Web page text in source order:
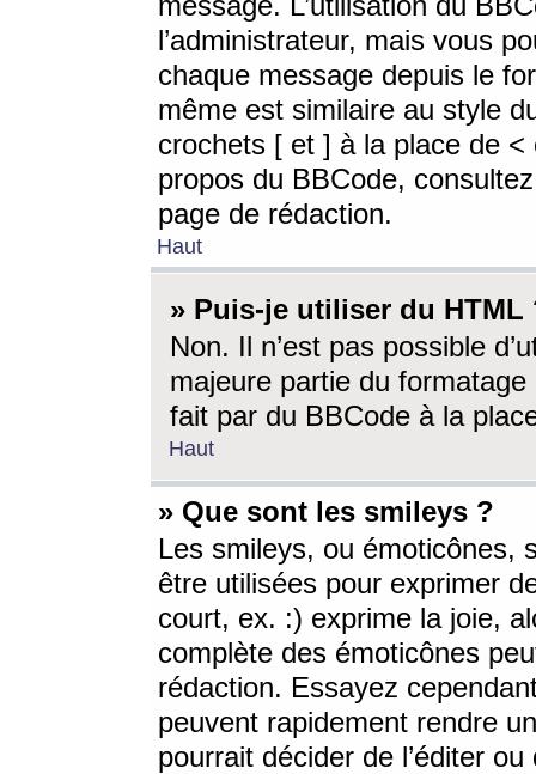
l’administrateur, mais vous
chaque message depuis le
même est similaire au style
crochets [ et ] à la place de <
propos du BBCode,
page de rédaction.
Haut
» Puis-je utiliser du HTML
Non. Il n’est pas possible
majeure partie du
fait par du BBCode à la
Haut
» Que sont les smileys ?
Les smileys, ou émoticônes,
être utilisées pour exprimer
court, ex. :) exprime la joie,
complète des émoticônes
rédaction. Essayez
peuvent rapidement rendre
pourrait décider de l’éditer